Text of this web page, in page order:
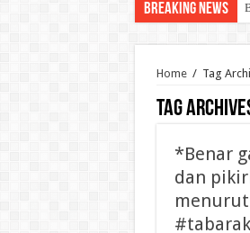
Breaking News
Home / Tag
Tag
*Benar
dan